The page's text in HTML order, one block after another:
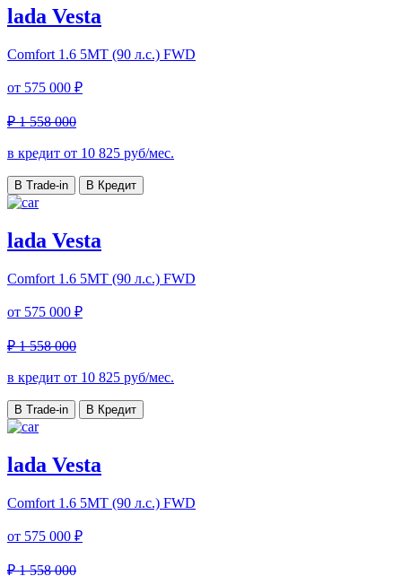
lada Vesta
Comfort 1.6 5MT (90 л.с.) FWD
от 575 000 ₽
₽ 1 558 000
в кредит от 10 825 руб/мес.
В Trade-in В Кредит
lada Vesta
Comfort 1.6 5MT (90 л.с.) FWD
от 575 000 ₽
₽ 1 558 000
в кредит от 10 825 руб/мес.
В Trade-in В Кредит
lada Vesta
Comfort 1.6 5MT (90 л.с.) FWD
от 575 000 ₽
₽ 1 558 000